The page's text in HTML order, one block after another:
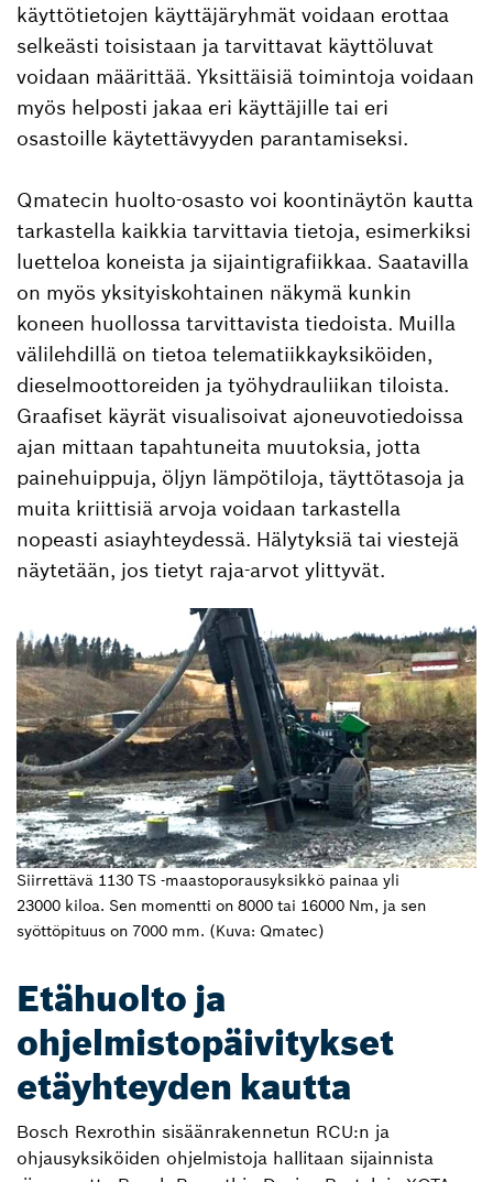
käyttötietojen käyttäjäryhmät voidaan erottaa
selkeästi toisistaan ja tarvittavat käyttöluvat
voidaan määrittää. Yksittäisiä toimintoja voidaan
myös helposti jakaa eri käyttäjille tai eri
osastoille käytettävyyden parantamiseksi.
Qmatecin huolto-osasto voi koontinäytön kautta
tarkastella kaikkia tarvittavia tietoja, esimerkiksi
luetteloa koneista ja sijaintigrafiikkaa. Saatavilla
on myös yksityiskohtainen näkymä kunkin
koneen huollossa tarvittavista tiedoista. Muilla
välilehdillä on tietoa telematiikkayksiköiden,
dieselmoottoreiden ja työhydrauliikan tiloista.
Graafiset käyrät visualisoivat ajoneuvotiedoissa
ajan mittaan tapahtuneita muutoksia, jotta
painehuippuja, öljyn lämpötiloja, täyttötasoja ja
muita kriittisiä arvoja voidaan tarkastella
nopeasti asiayhteydessä. Hälytyksiä tai viestejä
näytetään, jos tietyt raja-arvot ylittyvät.
Siirrettävä 1130 TS ‑maastoporausyksikkö painaa yli
23000 kiloa. Sen momentti on 8000 tai 16000 Nm, ja sen
syöttöpituus on 7000 mm. (Kuva: Qmatec)
Etähuolto ja
ohjelmistopäivitykset
etäyhteyden kautta
Bosch Rexrothin sisäänrakennetun RCU:n ja
ohjausyksiköiden ohjelmistoja hallitaan sijainnista